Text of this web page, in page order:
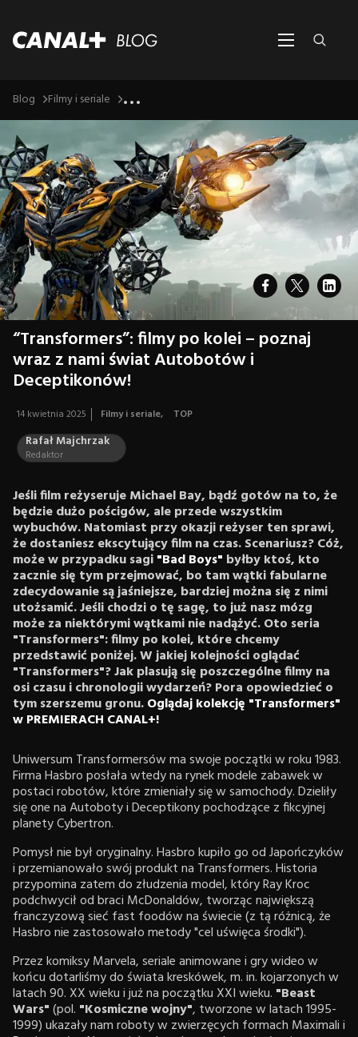
Blog Filmy i seriale ...
“Transformers”: filmy po kolei – poznaj
wraz z nami świat Autobotów i
Deceptikonów!
14 kwietnia 2025 Filmy i seriale, TOP
Rafał Majchrzak
Redaktor
Jeśli film reżyseruje Michael Bay, bądź gotów na to, że
będzie dużo pościgów, ale przede wszystkim
wybuchów. Natomiast przy okazji reżyser ten sprawi,
że dostaniesz ekscytujący film na czas. Scenariusz? Cóż,
może w przypadku sagi"Bad Boys" byłby ktoś, kto
zacznie się tym przejmować, bo tam wątki fabularne
zdecydowanie są jaśniejsze, bardziej można się z nimi
utożsamić. Jeśli chodzi o tę sagę, to już nasz mózg
może za niektórymi wątkami nie nadążyć. Oto seria
"Transformers": filmy po kolei, które chcemy
przedstawić poniżej. W jakiej kolejności oglądać
"Transformers"? Jak plasują się poszczególne filmy na
osi czasu i chronologii wydarzeń? Pora opowiedzieć o
tym szerszemu gronu.Oglądaj kolekcję "Transformers"
w PREMIERACH CANAL+!
Uniwersum Transformersów ma swoje początki w roku 1983.
Firma Hasbro posłała wtedy na rynek modele zabawek w
postaci robotów, które zmieniały się w samochody. Dzieliły
się one na Autoboty i Deceptikony pochodzące z fikcyjnej
planety Cybertron.
Pomysł nie był oryginalny. Hasbro kupiło go od Japończyków
i przemianowało swój produkt na Transformers. Historia
przypomina zatem do złudzenia model, który Ray Kroc
podchwycił od braci McDonaldów, tworząc największą
franczyzową sieć fast foodów na świecie (z tą różnicą, że
Hasbro nie zastosowało metody "cel uświęca środki").
Przez komiksy Marvela, seriale animowane i gry wideo w
końcu dotarliśmy do świata kreskówek, m. in. kojarzonych w
latach 90. XX wieku i już na początku XXI wieku. "Beast
Wars"(pol. "Kosmiczne wojny", tworzone w latach 1995-
1999) ukazały nam roboty w zwierzęcych formach Maximali i